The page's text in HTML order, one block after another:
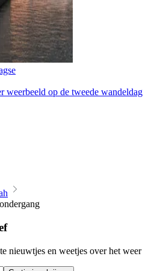
op de tweede wandeldag
nieuwtjes en weetjes over het weer